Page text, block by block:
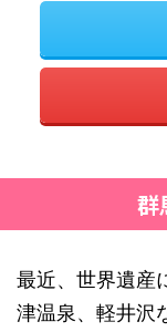
群
最近、世界遺産
津温泉、軽井沢